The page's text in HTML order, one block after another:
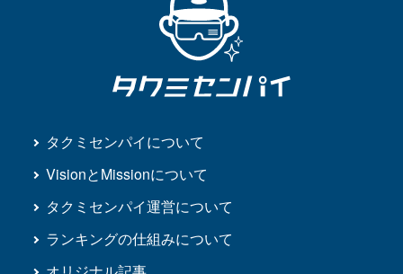
タクミセンパイについて
VisionとMissionについて
タクミセンパイ運営について
ランキングの仕組みについて